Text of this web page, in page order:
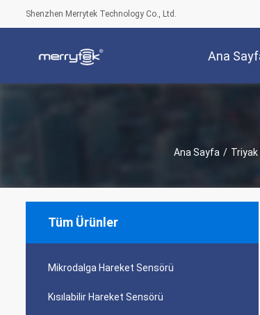
Shenzhen Merrytek Technology Co., Ltd.
Ana
Ana Sayfa / Triyak
Tüm Ürünler
Mikrodalga Hareket Sensörü
Kısılabilir Hareket Sensörü